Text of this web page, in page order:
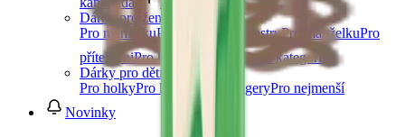
Dárky pro ženy
Pro maminkuPro babičku Pro sestruPro manželkuPro
přítelkyniPro kamarádku
Další kategorie
Dárky pro děti
Pro holkyPro kluky Pro teenageryPro nejmenší
Novinky